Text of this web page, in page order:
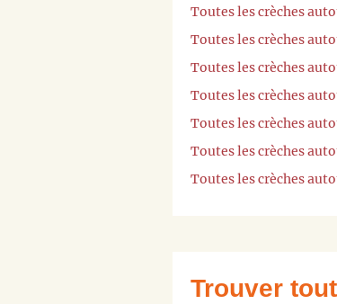
Toutes les crèches
Toutes les crèches
Toutes les crèches
Toutes les crèches
Toutes les crèches
Toutes les crèches
Toutes les crèches
Trouver